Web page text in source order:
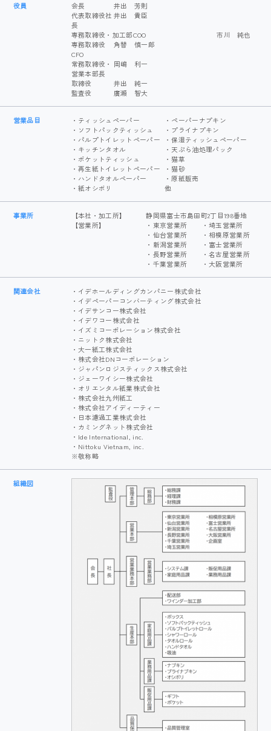
役員 会長
井出 芳則
代表取締役社
長
井出 貴臣
専務取締役・加工部COO 市川 純也
専務取締役
CFO
角替 慎一郎
常務取締役・
営業本部長
岡嶋 利一
取締役
井出 純一
監査役
廣瀬 智大
営業品目
・ティッシュペーパー
・ソフトパックティッシュ
・パルプトイレットペーパー
・キッチンタオル
・ポケットティッシュ
・再生紙トイレットペーパー
・ハンドタオルペーパー
・紙オシボリ
・ペーパーナプキン
・プライナプキン
・保湿ティッシュペーパー
・天ぷら油処理パック
・猫草
・猫砂
・原紙販売
他
事業所 【本社・加工所】
静岡県富士市島田町2丁目198番地
【営業所】
・東京営業所
・仙台営業所
・新潟営業所
・長野営業所
・千葉営業所
・埼玉営業所
・相模原営業所
・富士営業所
・名古屋営業所
・大阪営業所
関連会社
・イデホールディングカンパニー株式会社
・イデペーパーコンバーティング株式会社
・イデサンコー株式会社
・イデワコー株式会社
・イズミコーポレーション株式会社
・ニットク株式会社
・大一紙工株式会社
・株式会社DNコーポレーション
・ジャパンロジスティックス株式会社
・ジェーワイシー株式会社
・オリエンタル紙業株式会社
・株式会社九州紙工
・株式会社アイディーティー
・日本濾過工業株式会社
・カミングネット株式会社
・Ide International, inc.
・Nittoku Vietnam, inc.
※敬称略
組織図